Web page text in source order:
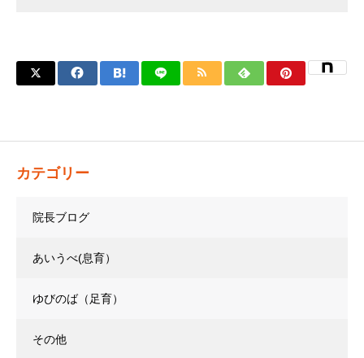
カテゴリー
院長ブログ
あいうべ(息育）
ゆびのば（足育）
その他